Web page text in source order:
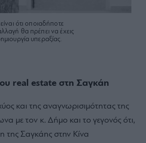
ότι οποιαδήποτε
θα πρέπει να έχεις
υπεραξίας.
real estate στη Σαγκάη
και της αναγνωρισιμότητας της
με τον κ. Δήμο και το γεγονός ότι,
της Σαγκάης στην Κίνα